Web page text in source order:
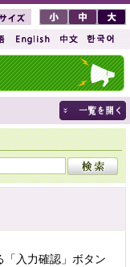
入力確認」ボタン